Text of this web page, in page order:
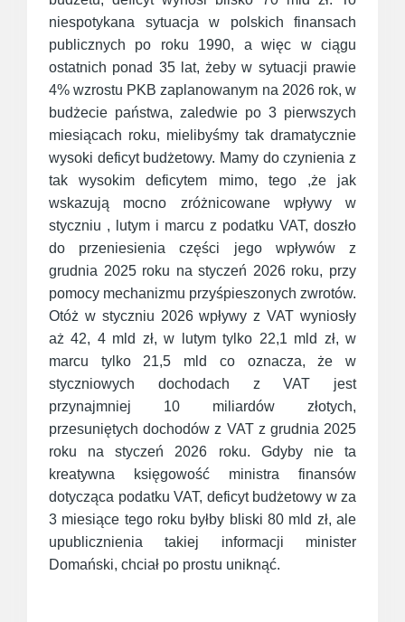
niespotykana sytuacja w polskich finansach
publicznych po roku 1990, a więc w ciągu
ostatnich ponad 35 lat, żeby w sytuacji prawie
4% wzrostu PKB zaplanowanym na 2026 rok, w
budżecie państwa, zaledwie po 3 pierwszych
miesiącach roku, mielibyśmy tak dramatycznie
wysoki deficyt budżetowy. Mamy do czynienia z
tak wysokim deficytem mimo, tego ,że jak
wskazują mocno zróżnicowane wpływy w
styczniu , lutym i marcu z podatku VAT, doszło
do przeniesienia części jego wpływów z
grudnia 2025 roku na styczeń 2026 roku, przy
pomocy mechanizmu przyśpieszonych zwrotów.
Otóż w styczniu 2026 wpływy z VAT wyniosły
aż 42, 4 mld zł, w lutym tylko 22,1 mld zł, w
marcu tylko 21,5 mld co oznacza, że w
styczniowych dochodach z VAT jest
przynajmniej 10 miliardów złotych,
przesuniętych dochodów z VAT z grudnia 2025
roku na styczeń 2026 roku. Gdyby nie ta
kreatywna księgowość ministra finansów
dotycząca podatku VAT, deficyt budżetowy w za
3 miesiące tego roku byłby bliski 80 mld zł, ale
upublicznienia takiej informacji minister
Domański, chciał po prostu uniknąć.